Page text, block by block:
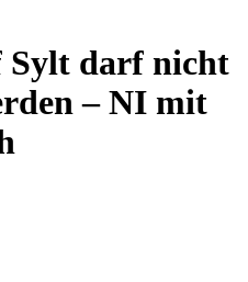
Sylt darf nicht
– NI mit